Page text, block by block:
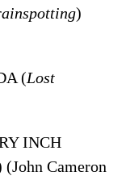
)
(Lost
INCH
(John Cameron